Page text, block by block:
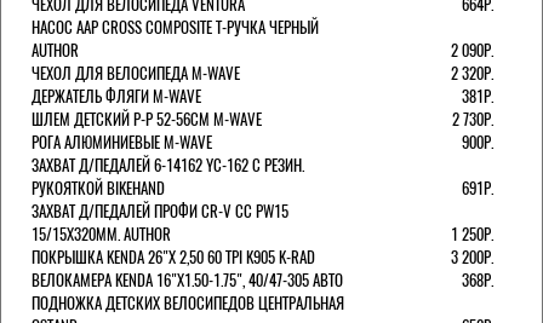
НАСОС AAP CROSS COMPOSITE Т-РУЧКА ЧЕРНЫЙ
AUTHOR
2 090Р.
ЧЕХОЛ ДЛЯ ВЕЛОСИПЕДА M-WAVE
2 320Р.
ДЕРЖАТЕЛЬ ФЛЯГИ M-WAVE
381Р.
ШЛЕМ ДЕТСКИЙ Р-Р 52-56СМ M-WAVE
2 730Р.
РОГА АЛЮМИНИЕВЫЕ M-WAVE
900Р.
ЗАХВАТ Д/ПЕДАЛЕЙ 6-14162 YC-162 С РЕЗИН.
РУКОЯТКОЙ BIKEHAND
691Р.
ЗАХВАТ Д/ПЕДАЛЕЙ ПРОФИ CR-V CC PW15
15/15X320ММ. AUTHOR
1 250Р.
ПОКРЫШКА KENDA 26"Х 2,50 60 TPI K905 K-RAD
3 200Р.
ВЕЛОКАМЕРА KENDA 16"Х1.50-1.75", 40/47-305 АВТО
368Р.
ПОДНОЖКА ДЕТСКИХ ВЕЛОСИПЕДОВ ЦЕНТРАЛЬНАЯ